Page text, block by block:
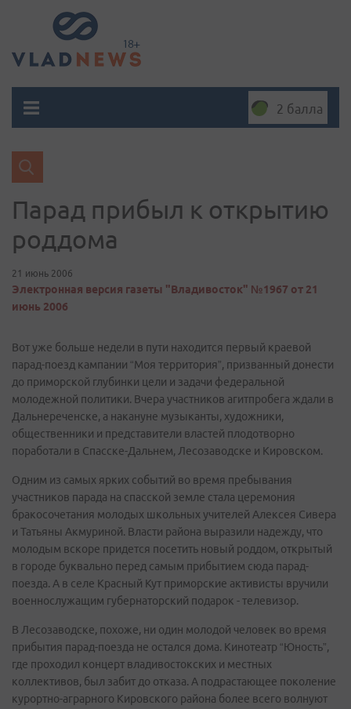
2 балла
Парад прибыл к открытию
роддома
21 июнь 2006
Электронная версия газеты "Владивосток" №1967 от 21
июнь 2006
Вот уже больше недели в пути находится первый краевой
парад-поезд кампании “Моя территория”, призванный донести
до приморской глубинки цели и задачи федеральной
молодежной политики. Вчера участников агитпробега ждали в
Дальнереченске, а накануне музыканты, художники,
общественники и представители властей плодотворно
поработали в Спасске-Дальнем, Лесозаводске и Кировском.
Одним из самых ярких событий во время пребывания
участников парада на спасской земле стала церемония
бракосочетания молодых школьных учителей Алексея Сивера
и Татьяны Акмуриной. Власти района выразили надежду, что
молодым вскоре придется посетить новый роддом, открытый
в городе буквально перед самым прибытием сюда парад-
поезда. А в селе Красный Кут приморские активисты вручили
военнослужащим губернаторский подарок - телевизор.
В Лесозаводске, похоже, ни один молодой человек во время
прибытия парад-поезда не остался дома. Кинотеатр “Юность”,
где проходил концерт владивостокских и местных
коллективов, был забит до отказа. А подрастающее поколение
курортно-аграрного Кировского района более всего волнуют